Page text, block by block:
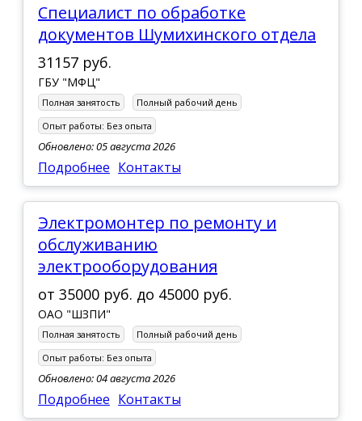
Специалист по обработке
документов Шумихинского отдела
31157 руб.
ГБУ "МФЦ"
Полная занятость
Полный рабочий день
Опыт работы: Без опыта
Обновлено: 05 августа 2026
Подробнее Контакты
Электромонтер по ремонту и
обслуживанию
электрооборудования
от 35000 руб. до 45000 руб.
ОАО "ШЗПИ"
Полная занятость
Полный рабочий день
Опыт работы: Без опыта
Обновлено: 04 августа 2026
Подробнее Контакты